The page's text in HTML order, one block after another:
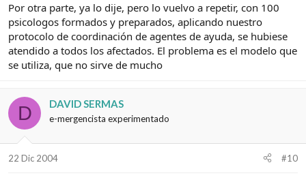
Por otra parte, ya lo dije, pero lo vuelvo a repetir, con 100
psicologos formados y preparados, aplicando nuestro
protocolo de coordinación de agentes de ayuda, se hubiese
atendido a todos los afectados. El problema es el modelo que
se utiliza, que no sirve de mucho
D DAVID SERMAS
e-mergencista experimentado
22 Dic 2004 #10